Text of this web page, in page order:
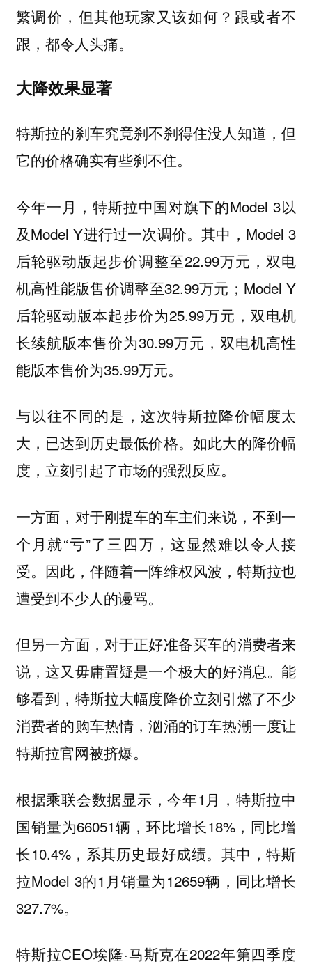
繁调价，但其他玩家又该如何？跟或者不
跟，都令人头痛。
大降效果显著
特斯拉的刹车究竟刹不刹得住没人知道，但
它的价格确实有些刹不住。
今年一月，特斯拉中国对旗下的Model 3以
及Model Y进行过一次调价。其中，Model 3
后轮驱动版起步价调整至22.99万元，双电
机高性能版售价调整至32.99万元；Model Y
后轮驱动版本起步价为25.99万元，双电机
长续航版本售价为30.99万元，双电机高性
能版本售价为35.99万元。
与以往不同的是，这次特斯拉降价幅度太
大，已达到历史最低价格。如此大的降价幅
度，立刻引起了市场的强烈反应。
一方面，对于刚提车的车主们来说，不到一
个月就“亏”了三四万，这显然难以令人接
受。因此，伴随着一阵维权风波，特斯拉也
遭受到不少人的谩骂。
但另一方面，对于正好准备买车的消费者来
说，这又毋庸置疑是一个极大的好消息。能
够看到，特斯拉大幅度降价立刻引燃了不少
消费者的购车热情，汹涌的订车热潮一度让
特斯拉官网被挤爆。
根据乘联会数据显示，今年1月，特斯拉中
国销量为66051辆，环比增长18%，同比增
长10.4%，系其历史最好成绩。其中，特斯
拉Model 3的1月销量为12659辆，同比增长
327.7%。
特斯拉CEO埃隆·马斯克在2022年第四季度